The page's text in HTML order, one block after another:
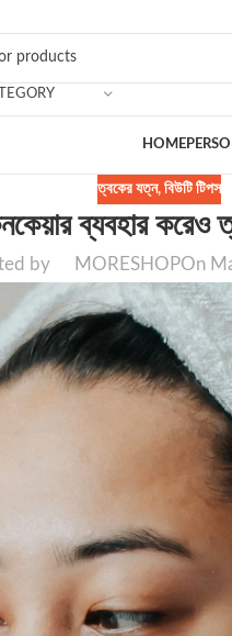
HOME
ত্বকের যত্ন, বিউটি টিপস
ব্যবহার করেও
by MORESHOPOn